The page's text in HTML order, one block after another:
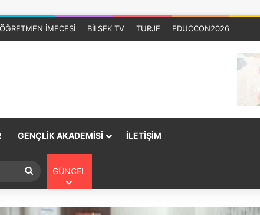
ÖĞRETMEN İMECESİ BİLSEK TV TURJE EDUCCON2026
GENÇLİK AKADEMİSİ İLETİŞİM
GÜNCEL